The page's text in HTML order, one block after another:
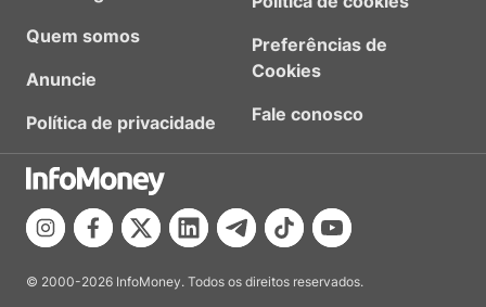
Quem somos
Anuncie
Política de privacidade
Preferências de
Cookies
Fale conosco
© 2000-2026 InfoMoney. Todos os direitos reservados.